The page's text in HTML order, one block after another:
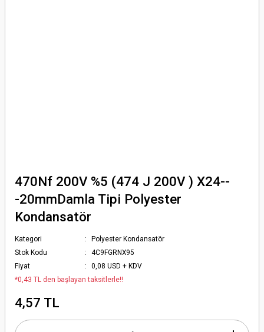
470Nf 200V %5 (474 J 200V ) X24--
-20mmDamla Tipi Polyester
Kondansatör
Kategori
Polyester Kondansatör
Stok Kodu
4C9FGRNX95
Fiyat
0,08 USD + KDV
*0,43 TL den başlayan taksitlerle!!
4,57 TL